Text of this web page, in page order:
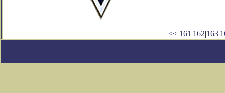
<< 161 |162|163|